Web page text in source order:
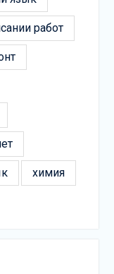
работ
химия